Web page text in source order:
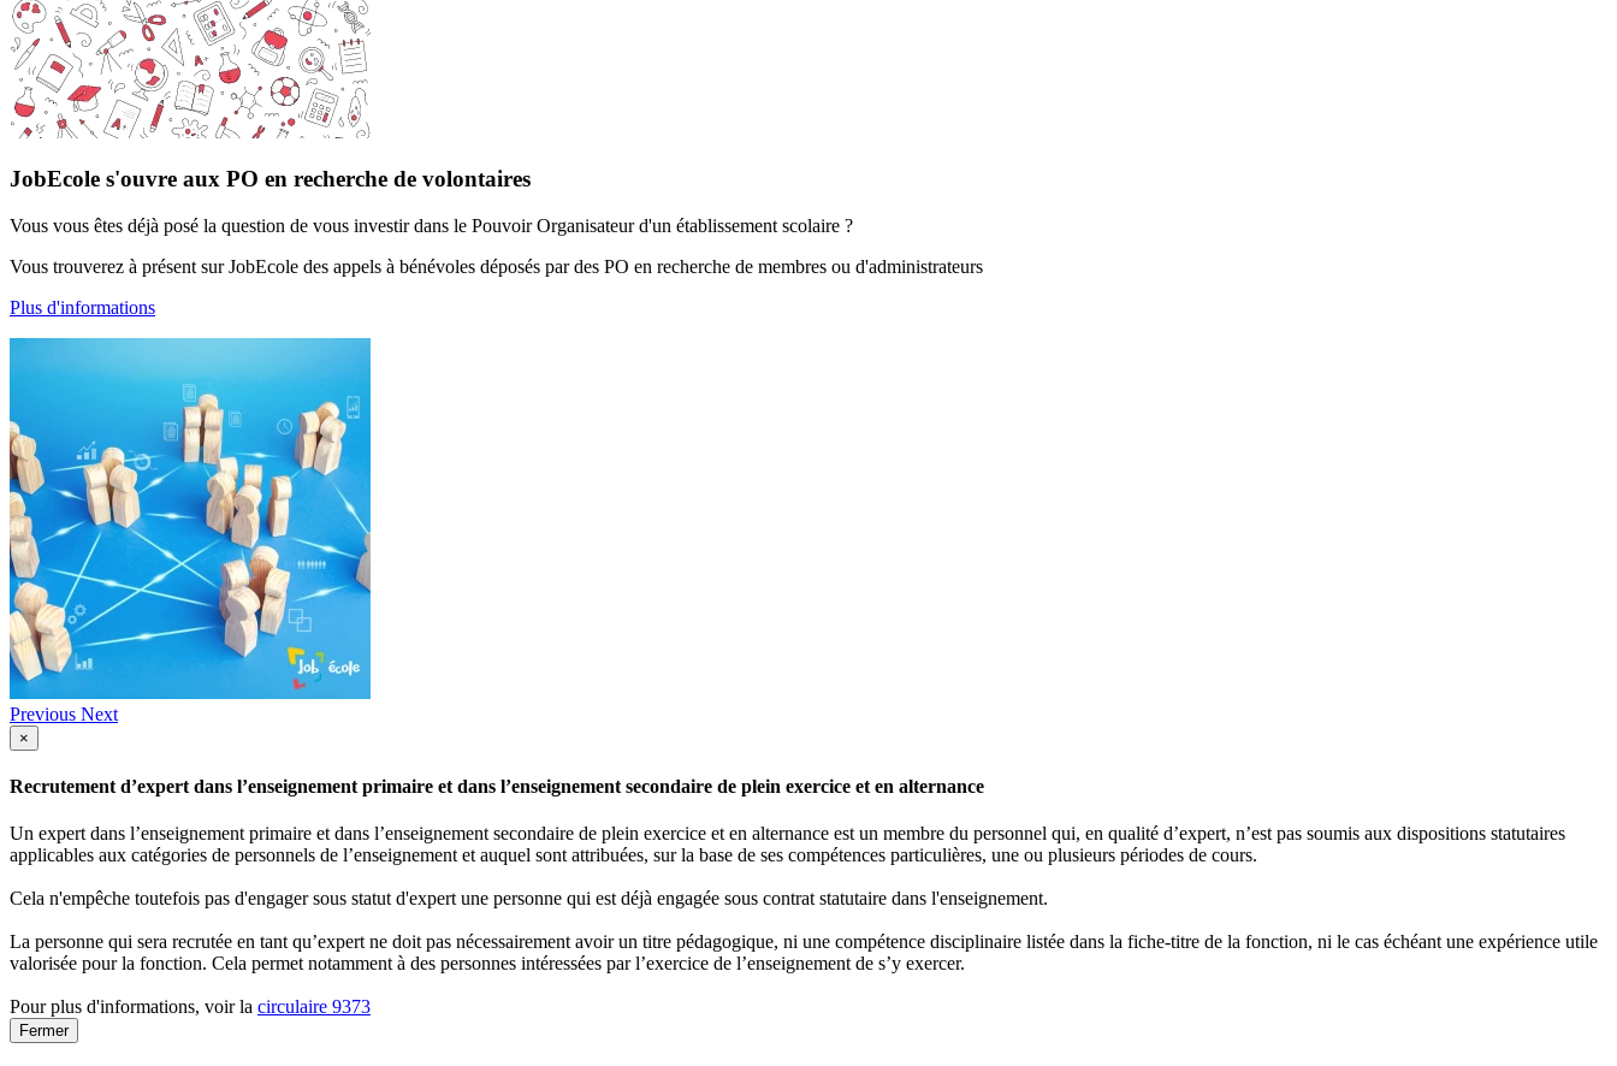
JobEcole s'ouvre aux PO en recherche de volontaires
Vous vous êtes déjà posé la question de vous investir dans le Pouvoir Organisateur d'un établissement scolaire ?
Vous trouverez à présent sur JobEcole des appels à bénévoles déposés par des PO en recherche de membres ou d'administrateurs
Plus d'informations
Previous Next
×
Recrutement d’expert dans l’enseignement primaire et dans l’enseignement secondaire de plein exercice et en alternance
Un expert dans l’enseignement primaire et dans l’enseignement secondaire de plein exercice et en alternance est un membre du personnel qui, en qualité d’expert, n’est pas soumis aux dispositions statutaires
applicables aux catégories de personnels de l’enseignement et auquel sont attribuées, sur la base de ses compétences particulières, une ou plusieurs périodes de cours.
Cela n'empêche toutefois pas d'engager sous statut d'expert une personne qui est déjà engagée sous contrat statutaire dans l'enseignement.
La personne qui sera recrutée en tant qu’expert ne doit pas nécessairement avoir un titre pédagogique, ni une compétence disciplinaire listée dans la fiche-titre de la fonction, ni le cas échéant une expérience utile
valorisée pour la fonction. Cela permet notamment à des personnes intéressées par l’exercice de l’enseignement de s’y exercer.
Pour plus d'informations, voir la circulaire 9373
Fermer